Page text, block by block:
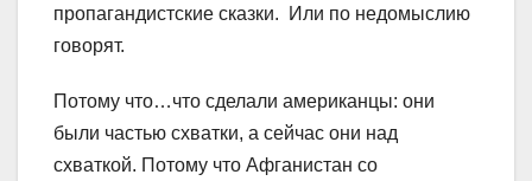
пропагандистские сказки. Или по недомыслию
говорят.
Потому что…что сделали американцы: они
были частью схватки, а сейчас они над
схваткой. Потому что Афганистан со